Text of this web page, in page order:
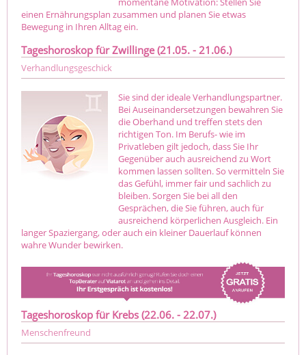
einen Ernährungsplan zusammen und planen Sie etwas
Bewegung in Ihren Alltag ein.
Tageshoroskop für Zwillinge (21.05. - 21.06.)
Verhandlungsgeschick
Sie sind der ideale Verhandlungspartner.
Bei Auseinandersetzungen bewahren Sie
die Oberhand und treffen stets den
richtigen Ton. Im Berufs- wie im
Privatleben gilt jedoch, dass Sie Ihr
Gegenüber auch ausreichend zu Wort
kommen lassen sollten. So vermitteln Sie
das Gefühl, immer fair und sachlich zu
bleiben. Sorgen Sie bei all den
Gesprächen, die Sie führen, auch für
ausreichend körperlichen Ausgleich. Ein
langer Spaziergang, oder auch ein kleiner Dauerlauf können
wahre Wunder bewirken.
Tageshoroskop für Krebs (22.06. - 22.07.)
Menschenfreund